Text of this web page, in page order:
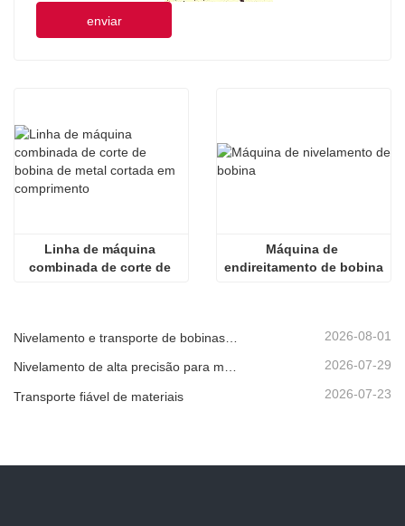
enviar
Linha de máquina
combinada de corte de
Máquina de
endireitamento de bobina
2026-08-01
Nivelamento de alta precisão para melhorar a planicidade da chapa 2026-07-29
Transporte fiável de materiais 2026-07-23